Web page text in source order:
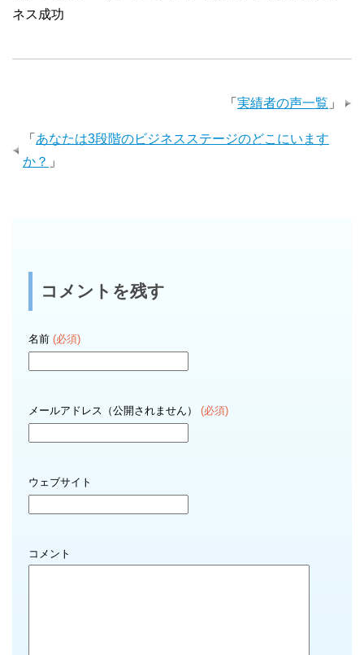
ネス成功
「 実績者の声一覧 」
「 あなたは3段階のビジネスステージのどこにいます
か？ 」
コメントを残す
名前 (必須)
メールアドレス（公開されません） (必須)
ウェブサイト
コメント